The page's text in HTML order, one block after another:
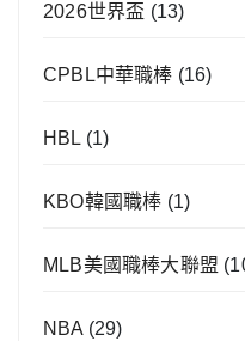
2026世界盃 (13)
CPBL中華職棒 (16)
HBL (1)
KBO韓國職棒 (1)
MLB美國職棒大聯盟
NBA (29)